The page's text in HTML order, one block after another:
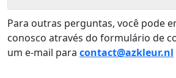
Para outras perguntas, você pode
conosco através do formulário de
um e-mail para contact@azkleur.nl